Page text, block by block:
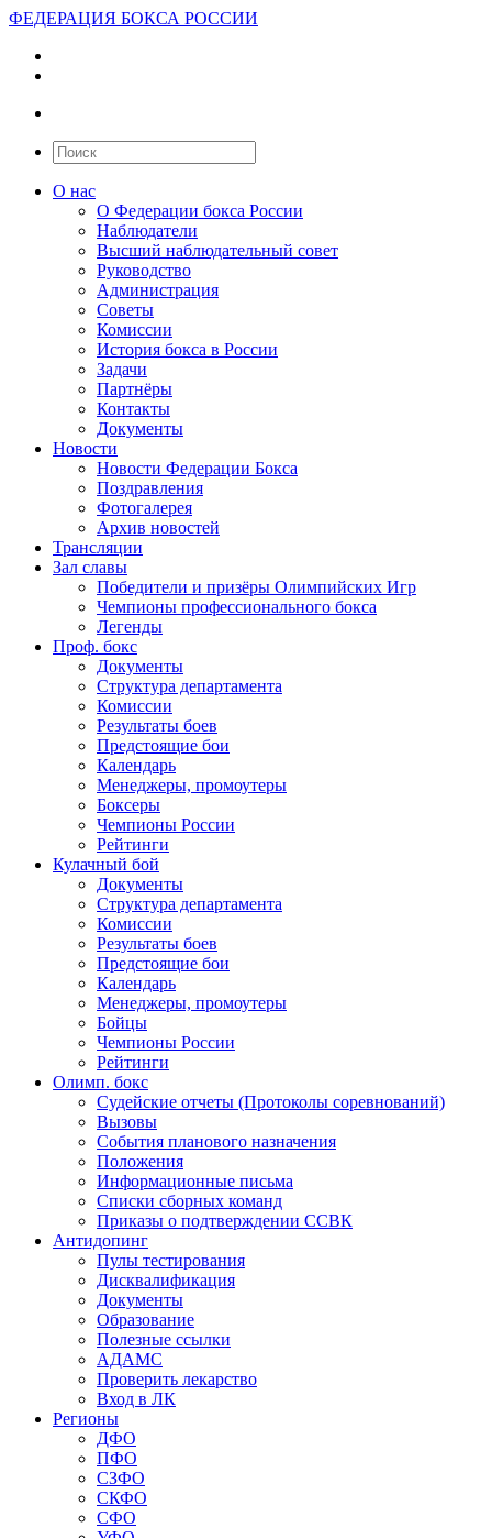
ФЕДЕРАЦИЯ БОКСА РОССИИ
О нас
О Федерации бокса России
Наблюдатели
Высший наблюдательный совет
Руководство
Администрация
Советы
Комиссии
История бокса в России
Задачи
Партнёры
Контакты
Документы
Новости
Новости Федерации Бокса
Поздравления
Фотогалерея
Архив новостей
Трансляции
Зал славы
Победители и призёры Олимпийских Игр
Чемпионы профессионального бокса
Легенды
Проф. бокс
Документы
Структура департамента
Комиссии
Результаты боев
Предстоящие бои
Календарь
Менеджеры, промоутеры
Боксеры
Чемпионы России
Рейтинги
Кулачный бой
Документы
Структура департамента
Комиссии
Результаты боев
Предстоящие бои
Календарь
Менеджеры, промоутеры
Бойцы
Чемпионы России
Рейтинги
Олимп. бокс
Судейские отчеты (Протоколы соревнований)
Вызовы
События планового назначения
Положения
Информационные письма
Списки сборных команд
Приказы о подтверждении ССВК
Антидопинг
Пулы тестирования
Дисквалификация
Документы
Образование
Полезные ссылки
АДАМС
Проверить лекарство
Вход в ЛК
Регионы
ДФО
ПФО
СЗФО
СКФО
СФО